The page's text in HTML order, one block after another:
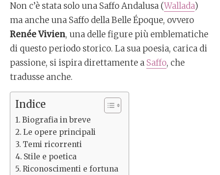
Non c’è stata solo una Saffo Andalusa (Wallada)
ma anche una Saffo della Belle Époque, ovvero
Renée Vivien, una delle figure più emblematiche
di questo periodo storico. La sua poesia, carica di
passione, si ispira direttamente a Saffo, che
tradusse anche.
Indice
Biografia in breve
Le opere principali
Temi ricorrenti
Stile e poetica
Riconoscimenti e fortuna